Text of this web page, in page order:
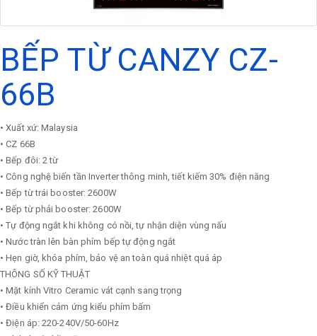
BẾP TỪ CANZY CZ-
66B
• Xuất xứ: Malaysia
• CZ 66B
• Bếp đôi: 2 từ
• Công nghệ biến tần Inverter thông minh, tiết kiếm 30% điện năng
• Bếp từ trái booster: 2600W
• Bếp từ phải booster: 2600W
• Tự động ngắt khi không có nồi, tự nhận diện vùng nấu
• Nước tràn lên bàn phím bếp tự động ngắt
• Hẹn giờ, khóa phím, bảo vệ an toàn quá nhiệt quá áp
THÔNG SỐ KỸ THUẬT
• Mặt kính Vitro Ceramic vát cạnh sang trọng
• Điều khiển cảm ứng kiểu phím bấm
• Điện áp: 220-240V/50-60Hz